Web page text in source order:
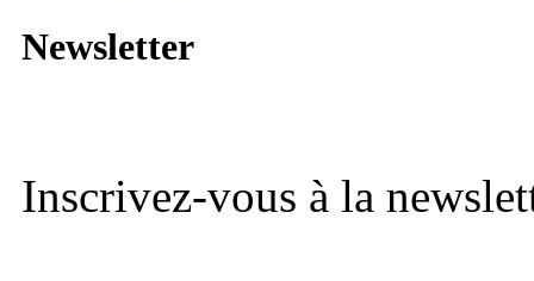
Newsletter
Inscrivez-vous à la